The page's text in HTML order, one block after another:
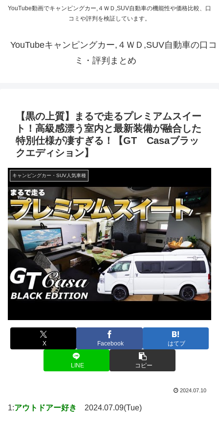
YouTube動画でキャンピングカー,４ＷＤ,SUV自動車の機能性や価格比較、口
コミや評判を検証しています。
YouTubeキャンピングカー,４ＷＤ,SUV自動車の口コ
ミ・評判まとめ
【黒の上質】まるで走るプレミアムスイー
ト！高級感漂う室内と最新装備が融合した
特別仕様が凄すぎる！【GT Casaブラッ
クエディション】
キャンピングカー・SUV人気車種
X Facebook はてブ
LINE コピー
2024.07.10
1:アウトドアー好き 2024.07.09(Tue)